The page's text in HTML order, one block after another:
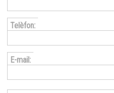
Telèfon:
E-mail: